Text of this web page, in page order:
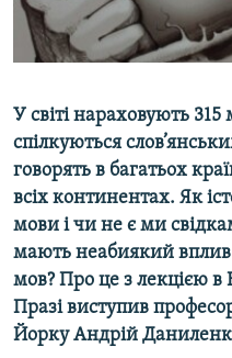
УКРАЇНСЬКА ПРОБЛЕМА
ІНФОГРАФІКА
ДОЛУЧАЙСЯ!
Усі сайти RFE/RL
У світі нараховують
спілкуються
говорять в багатьох
всіх континентах. Як
мови і чи не є ми
мають неабиякий вплив
мов? Про це з лекцією в
Празі виступив
Йорку Андрій